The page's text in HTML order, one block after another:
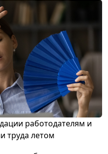
работодателям и
труда летом